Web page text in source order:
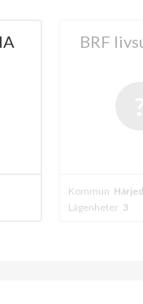
BRF
Kommun Berg
Lägenheter 2